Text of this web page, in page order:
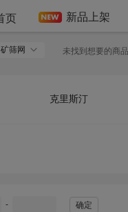
页 新品上架
矿筛网 未找到想要的商
克里斯汀
- 确定